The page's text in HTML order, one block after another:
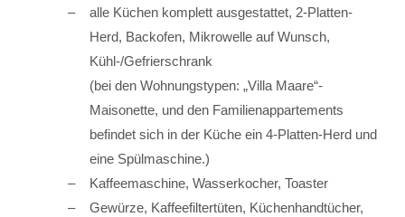
alle Küchen komplett ausgestattet, 2-Platten-
Herd, Backofen, Mikrowelle auf Wunsch,
Kühl-/Gefrierschrank
(bei den Wohnungstypen: „Villa Maare“-
Maisonette, und den Familienappartements
befindet sich in der Küche ein 4-Platten-Herd und
eine Spülmaschine.)
Kaffeemaschine, Wasserkocher, Toaster
Gewürze, Kaffeefiltertüten, Küchenhandtücher,